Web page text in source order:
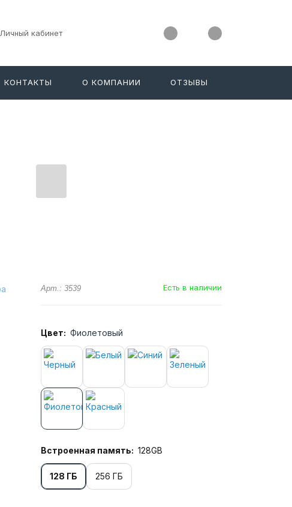
Личный кабинет
КОНТАКТЫ О КОМПАНИИ ОТЗЫВЫ
Арт.: 3539 Есть в наличии
Цвет: Фиолетовый
Встроенная память: 128GB
128 ГБ 256 ГБ